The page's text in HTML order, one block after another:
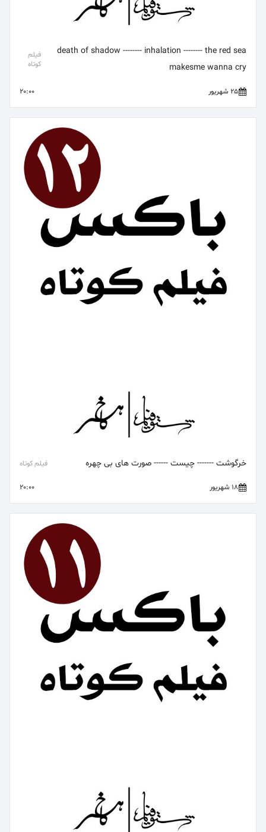
death of shadow -------- inhalation -------- the red sea
makesme wanna cry
فیلم
کوتاه
25 شهریور 20:00
خرگوشت ------- چیست ------ صورت های بی چهره فیلم کوتاه
18 شهریور 20:00